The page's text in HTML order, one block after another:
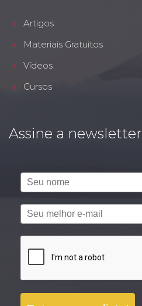
Artigos
Materiais Gratuitos
Vídeos
Cursos
Assine a newsletter